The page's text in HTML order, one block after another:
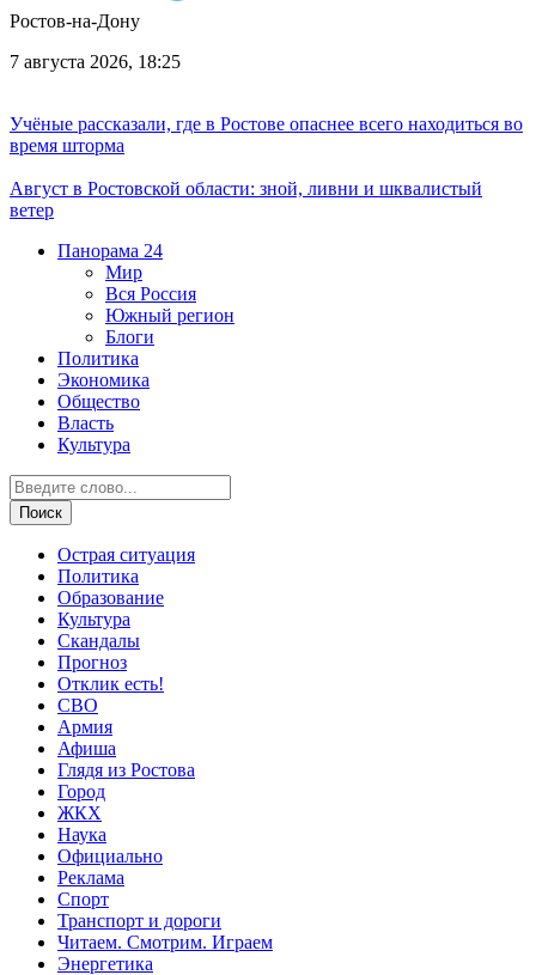
Ростов-на-Дону
7 августа 2026, 18:25
Учёные рассказали, где в Ростове опаснее всего находиться во
время шторма
Август в Ростовской области: зной, ливни и шквалистый
ветер
Панорама 24
Мир
Вся Россия
Южный регион
Блоги
Политика
Экономика
Общество
Власть
Культура
Острая ситуация
Политика
Образование
Культура
Скандалы
Прогноз
Отклик есть!
СВО
Армия
Афиша
Глядя из Ростова
Город
ЖКХ
Наука
Официально
Реклама
Спорт
Транспорт и дороги
Читаем. Смотрим. Играем
Энергетика